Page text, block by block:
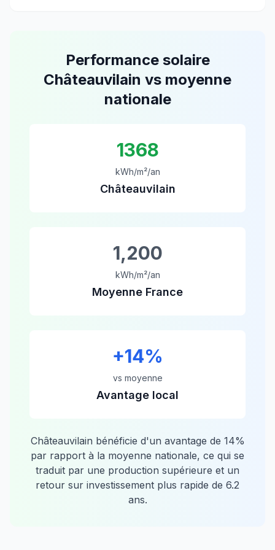
Performance solaire
Châteauvilain vs moyenne
nationale
1368
kWh/m²/an
Châteauvilain
1,200
kWh/m²/an
Moyenne France
+14%
vs moyenne
Avantage local
Châteauvilain bénéficie d'un avantage de 14%
par rapport à la moyenne nationale, ce qui se
traduit par une production supérieure et un
retour sur investissement plus rapide de 6.2
ans.